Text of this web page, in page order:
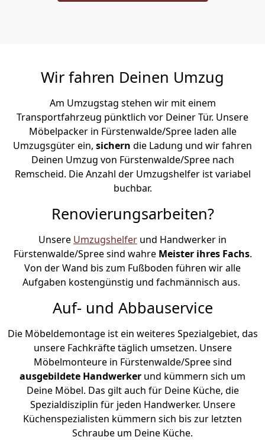
Wir fahren Deinen Umzug
Am Umzugstag stehen wir mit einem
Transportfahrzeug pünktlich vor Deiner Tür. Unsere
Möbelpacker in Fürstenwalde/Spree laden alle
Umzugsgüter ein, sichern die Ladung und wir fahren
Deinen Umzug von Fürstenwalde/Spree nach
Remscheid. Die Anzahl der Umzugshelfer ist variabel
buchbar.
Renovierungsarbeiten?
Unsere Umzugshelfer und Handwerker in
Fürstenwalde/Spree sind wahre Meister ihres Fachs.
Von der Wand bis zum Fußboden führen wir alle
Aufgaben kostengünstig und fachmännisch aus.
Auf- und Abbauservice
Die Möbeldemontage ist ein weiteres Spezialgebiet, das
unsere Fachkräfte täglich umsetzen. Unsere
Möbelmonteure in Fürstenwalde/Spree sind
ausgebildete Handwerker und kümmern sich um
Deine Möbel. Das gilt auch für Deine Küche, die
Spezialdisziplin für jeden Handwerker. Unsere
Küchenspezialisten kümmern sich bis zur letzten
Schraube um Deine Küche.